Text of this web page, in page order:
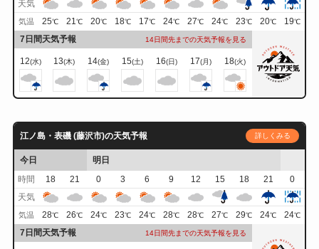
天気
気温 25℃ 21℃ 20℃ 18℃ 17℃ 24℃ 27℃ 24℃ 23℃ 20℃ 19℃
7日間天気予報 14日間先までの天気予報を見る
12(水) 13(木) 14(金) 15(土) 16(日) 17(月) 18(火)
江ノ島・表磯 (藤沢市)の天気予報 詳しくみる
今日
明日
時間
18 21 0 3 6 9 12 15 18 21
0
天気
気温 28℃ 26℃ 24℃ 23℃ 24℃ 28℃ 28℃ 27℃ 29℃ 24℃ 24℃
7日間天気予報 14日間先までの天気予報を見る